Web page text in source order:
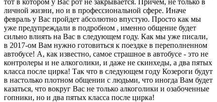
личной жизни, но и в профессиональной сфере. Иначе
февраль у Вас пройдет абсолютно впустую. Просто как мы
уже предупреждали в подробном , именно общение будет
сильно влиять на Вас в следующем году. Как мы уже писали,
в 2017-ом Вам нужно готовиться к поездке в переполненном
автобусе! А, как известно, самое страшное в автобусе - это не
контролеры и не алкоголики, и даже не скинхеды, а два пятых
класса после цирка! Так что в следующем году Козероги будут
в настолько плотном общении с людьми, что иногда Вам будет
казаться, что вокруг Вас не только алкоголики и озабоченные
гопники, но и два пятых класса после цирка!